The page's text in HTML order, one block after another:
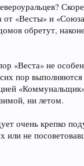
«Весты» и
обретут,
«Веста» не
пор
ни летом.
очень крепко
или не